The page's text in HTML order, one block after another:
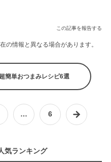
この記事を報告する
の情報と異なる場合があります。
簡単おつまみレシピ6選
… 6
気ランキング